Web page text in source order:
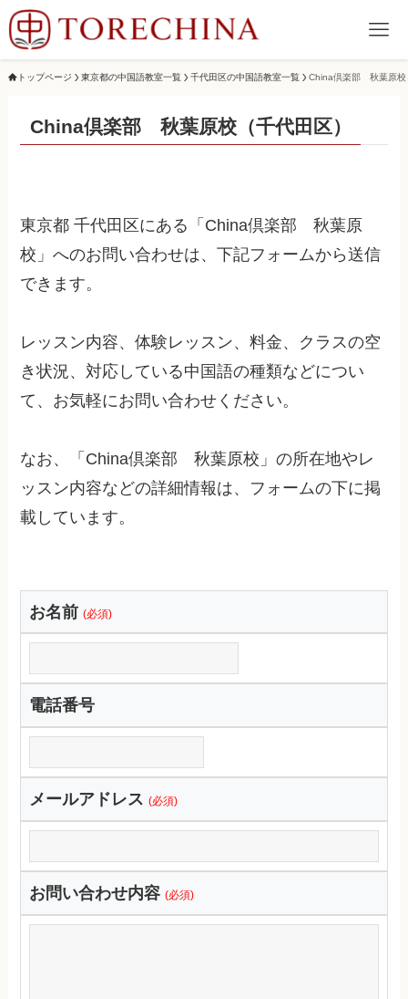
トップページ 東京都の中国語教室一覧 千代田区の中国語教室一覧 China倶楽部 秋葉原校
China倶楽部 秋葉原校（千代田区）
東京都 千代田区にある「China倶楽部 秋葉原
校」へのお問い合わせは、下記フォームから送信
できます。
レッスン内容、体験レッスン、料金、クラスの空
き状況、対応している中国語の種類などについ
て、お気軽にお問い合わせください。
なお、「China倶楽部 秋葉原校」の所在地やレ
ッスン内容などの詳細情報は、フォームの下に掲
載しています。
お名前 (必須)
電話番号
メールアドレス (必須)
お問い合わせ内容 (必須)